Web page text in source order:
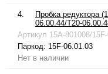
4.
Пробка редуктора
06.00.44/T20-
Артикул 15A-801008/
Паркод: 15F-06.01.03
Нет в наличии